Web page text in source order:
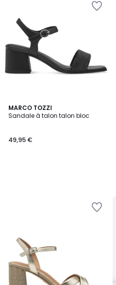
MARCO TOZZI
Sandale à talon talon bloc
49,95 €